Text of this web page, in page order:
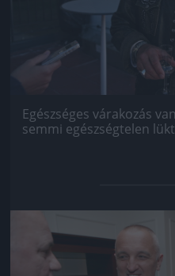
Egészséges várakozás
semmi egészségtelen
Jön